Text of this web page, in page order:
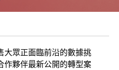
大眾正面臨前沿的數據挑
作夥伴最新公開的轉型案